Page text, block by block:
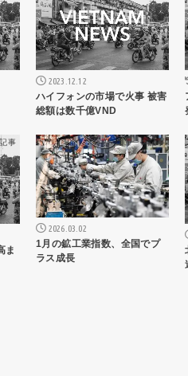
2023.12.12
ハイフォンの市場で火事 被害
総額は数千億VND
事
ま
ニュース記事
2026.03.02
1月の鉱工業指数、全国でプ
ラス成長